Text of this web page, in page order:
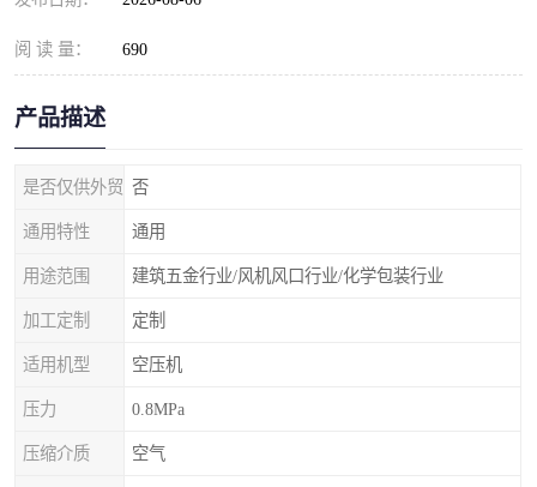
阅 读 量： 690
产品描述
是否仅供外贸 否
通用特性 通用
用途范围 建筑五金行业/风机风口行业/化学包装行业
加工定制 定制
适用机型 空压机
压力 0.8MPa
压缩介质 空气